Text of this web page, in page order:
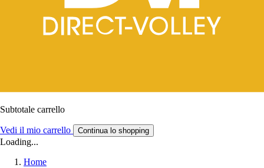
Subtotale carrello
Vedi il mio carrello Continua lo shopping
Loading...
Home